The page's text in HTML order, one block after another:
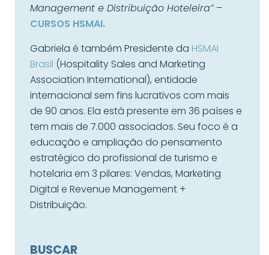
Management e Distribuição Hoteleira”–
CURSOS HSMAI.
Gabriela é também Presidente da HSMAI
Brasil (Hospitality Sales and Marketing
Association International), entidade
internacional sem fins lucrativos com mais
de 90 anos. Ela está presente em 36 países e
tem mais de 7.000 associados. Seu foco é a
educação e ampliação do pensamento
estratégico do profissional de turismo e
hotelaria em 3 pilares: Vendas, Marketing
Digital e Revenue Management +
Distribuição.
BUSCAR